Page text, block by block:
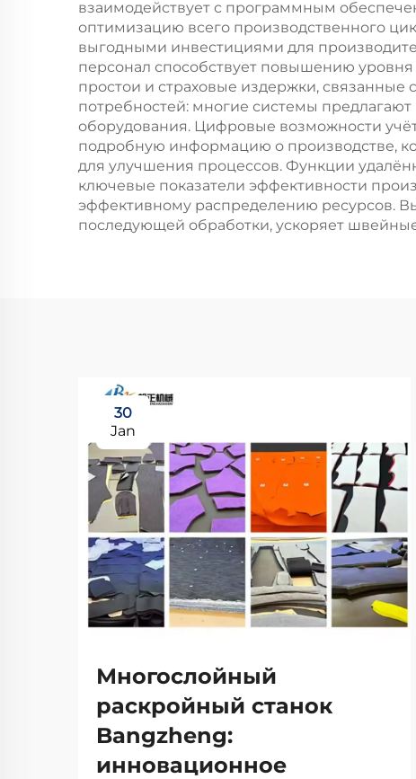
взаимодействует с программным
оптимизацию всего производственного
выгодными инвестициями для
персонал способствует повышению
простои и страховые издержки,
потребностей: многие системы
оборудования. Цифровые возможности
подробную информацию о производстве,
для улучшения процессов. Функции
ключевые показатели эффективности
эффективному распределению ресурсов.
последующей обработки, ускоряет
30
Jan
Многослойный
раскройный станок
Bangzheng:
инновационное